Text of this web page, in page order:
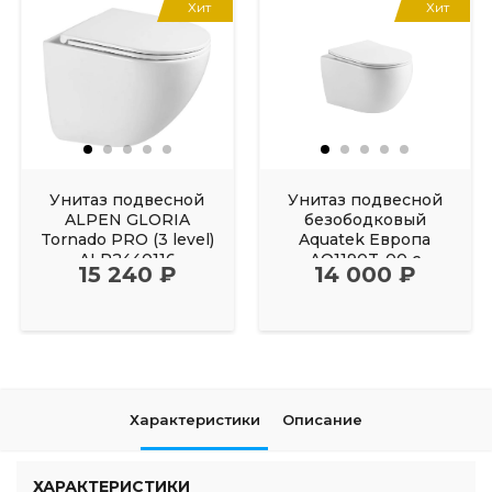
Хит
Унитаз подвесной
ALPEN GLORIA
Tornado PRO (3 level)
ALP2440116
15 240 ₽
Хит
Унитаз подвесной
безободковый
Aquatek Европа
AQ1190T-00 с
сиденьем Soft Close
14 000 ₽
Характеристики Описание
ХАРАКТЕРИСТИКИ